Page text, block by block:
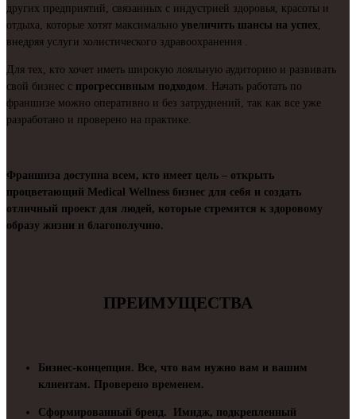
других предприятий, связанных с индустрией здоровья, красоты и
отдыха, которые хотят максимально увеличить шансы на успех,
внедряя услуги холистического здравоохранения .
Для тех, кто хочет иметь широкую лояльную аудиторию и развивать
свой бизнес с прогрессивным подходом. Начать работать по
франшизе можно оперативно и без затруднений, так как все уже
разработано и проверено на практике.
Франшиза доступна всем, кто имеет цель – открыть
процветающий Medical Wellness бизнес для себя и создать
отличный проект для людей, которые стремятся к здоровому
образу жизни и благополучию.
ПРЕИМУЩЕСТВА
Бизнес-концепция. Все, что вам нужно вам и вашим
клиентам. Проверено временем.
Сформированный бренд. Имидж, подкрепленный